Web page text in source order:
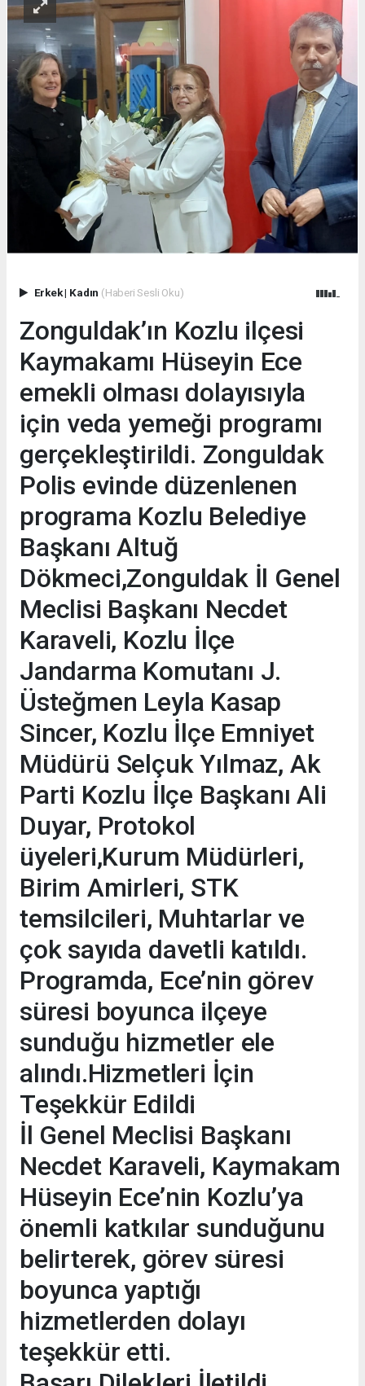
Erkek| Kadın (Haberi Sesli Oku)
Zonguldak’ın Kozlu ilçesi
Kaymakamı Hüseyin Ece
emekli olması dolayısıyla
için veda yemeği programı
gerçekleştirildi. Zonguldak
Polis evinde düzenlenen
programa Kozlu Belediye
Başkanı Altuğ
Dökmeci,Zonguldak İl Genel
Meclisi Başkanı Necdet
Karaveli, Kozlu İlçe
Jandarma Komutanı J.
Üsteğmen Leyla Kasap
Sincer, Kozlu İlçe Emniyet
Müdürü Selçuk Yılmaz, Ak
Parti Kozlu İlçe Başkanı Ali
Duyar, Protokol
üyeleri,Kurum Müdürleri,
Birim Amirleri, STK
temsilcileri, Muhtarlar ve
çok sayıda davetli katıldı.
Programda, Ece’nin görev
süresi boyunca ilçeye
sunduğu hizmetler ele
alındı.Hizmetleri İçin
Teşekkür Edildi
İl Genel Meclisi Başkanı
Necdet Karaveli, Kaymakam
Hüseyin Ece’nin Kozlu’ya
önemli katkılar sunduğunu
belirterek, görev süresi
boyunca yaptığı
hizmetlerden dolayı
teşekkür etti.